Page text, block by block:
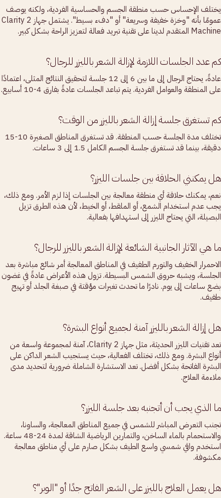
يختلف الإحساس حسب منطقة الجسم والحساسية الفردية، ولكنه يوصف
عمومًا بأنه "وخزة خفيفة وسريعة" أو "دفء بسيط". يشتمل جهاز Clarity 2
Machine المتقدم لدينا على تقنية تبريد فعالة لتعزيز الراحة بشكل كبير.
كم عدد الجلسات اللازمة لإزالة الشعر بالليزر للرجال؟
عادةً، يحتاج الرجال إلى ما بين 6 إلى 12 جلسة لتحقيق النتائج المثلى، اعتمادًا
على المنطقة والعوامل الفردية. يتم تباعد الجلسات عادةً بفارق 4-10 أسابيع.
كم تستغرق جلسة إزالة الشعر بالليزر من الوقت؟
تختلف مدة الجلسة حسب المنطقة. قد تستغرق المناطق الصغيرة 10-15
دقيقة، بينما قد تستغرق جلسة الجسم الكامل 1.5 إلى 3 ساعات.
هل يمكنني الحلاقة بين جلسات الليزر؟
نعم، يمكنك حلاقة أي منطقة معالجة بين الجلسات إذا لزم الأمر. ومع ذلك،
يجب عدم استخدام الشمع، أو الملقط، أو الخيط، لأن هذه الطرق تزيل
البصيلة، التي يحتاج الليزر إلى استهدافها بفعالية.
ما هي الآثار الجانبية الشائعة لإزالة الشعر بالليزر للرجال؟
الاحمرار الخفيف والتورم الطفيف في المناطق المعالجة أمر شائع مباشرة بعد
الجلسة، ويشبه حروق الشمس البسيطة. تزول هذه الأعراض عادةً في غضون
بضع ساعات إلى يوم. نادرًا ما تحدث تغيرات مؤقتة في صبغة الجلد أو تهيج
طفيف.
هل إزالة الشعر بالليزر آمنة لجميع أنواع البشرة؟
تعد تقنيات الليزر الحديثة، مثل جهاز Clarity 2، آمنة لمجموعة واسعة من
أنواع البشرة. ومع ذلك، تختلف الفعالية، حيث يستجيب الشعر الداكن على
البشرة الفاتحة بشكل أفضل. تعد الاستشارة الشاملة ضرورية لتحديد مدى
ملاءمة العلاج.
ما الذي يجب أن أتجنبه بعد جلسة الليزر؟
تجنب التعرض المباشر للشمس في جميع المناطق المعالجة، والساونا،
والاستحمام بالماء الساخن، والتمارين الرياضية الشاقة لمدة 24-48 ساعة.
استخدم واقي شمسي واسع الطيف بشكل صارم على أي مناطق معالجة
مكشوفة.
هل يعمل العلاج بالليزر على الشعر الفاتح جدًا أو "الوبر"؟